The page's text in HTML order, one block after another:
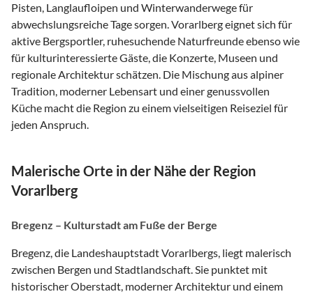
Pisten, Langlaufloipen und Winterwanderwege für
abwechslungsreiche Tage sorgen. Vorarlberg eignet sich für
aktive Bergsportler, ruhesuchende Naturfreunde ebenso wie
für kulturinteressierte Gäste, die Konzerte, Museen und
regionale Architektur schätzen. Die Mischung aus alpiner
Tradition, moderner Lebensart und einer genussvollen
Küche macht die Region zu einem vielseitigen Reiseziel für
jeden Anspruch.
Malerische Orte in der Nähe der Region
Vorarlberg
Bregenz – Kulturstadt am Fuße der Berge
Bregenz, die Landeshauptstadt Vorarlbergs, liegt malerisch
zwischen Bergen und Stadtlandschaft. Sie punktet mit
historischer Oberstadt, moderner Architektur und einem